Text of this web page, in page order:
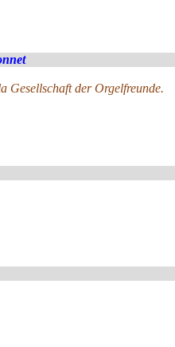
Gesellschaft der Orgelfreunde.